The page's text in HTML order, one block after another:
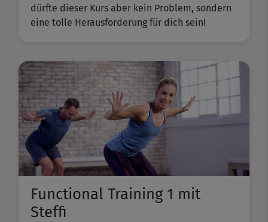
dürfte dieser Kurs aber kein Problem, sondern
eine tolle Herausforderung für dich sein!
Functional Training 1 mit
Steffi